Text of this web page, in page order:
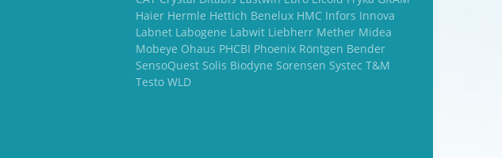
Haier Hermle Hettich Benelux HMC Infors Innova
Labnet Labogene Labwit Liebherr Mether Midea
Mobeye Ohaus PHCBI Phoenix Röntgen Bender
SensoQuest Solis Biodyne Sorensen Systec T&M
Testo WLD